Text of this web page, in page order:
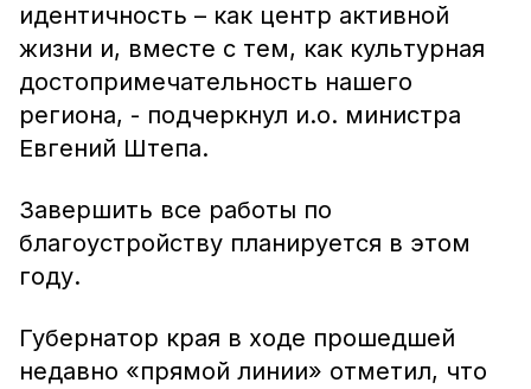
идентичность – как центр активной
жизни и, вместе с тем, как культурная
достопримечательность нашего
региона, - подчеркнул и.о. министра
Евгений Штепа.
Завершить все работы по
благоустройству планируется в этом
году.
Губернатор края в ходе прошедшей
недавно «прямой линии» отметил, что